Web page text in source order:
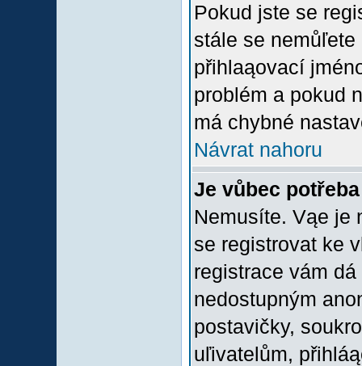
Pokud jste se
stále se
přihlaąovací
problém a pokud
má chybné
Návrat nahoru
Je vůbec
Nemusíte. Vąe je
se registrovat ke
registrace vám
nedostupným
postavičky,
uľivatelům,